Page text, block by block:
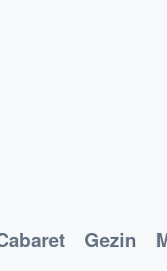
Gezin